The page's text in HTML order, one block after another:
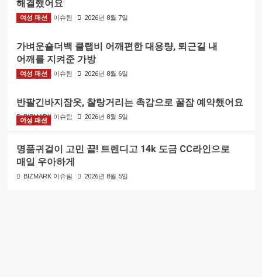
해결했어요
BIZMARK 이슈팀 2026년 8월 7일
여성 패션
가벼운숄더백 클랩비 어깨편한 대용량, 퇴근길 내
어깨를 지켜준 가방
BIZMARK 이슈팀 2026년 8월 6일
여성 패션
반팔긴바지잠옷, 찰랑거리는 촉감으로 꿀잠 예약했어요
BIZMARK 이슈팀 2026년 8월 5일
여성 패션
명품귀걸이 고민 끝! 트렌디고 14k 도금 CC라인으로
매일 우아하게
BIZMARK 이슈팀 2026년 8월 5일